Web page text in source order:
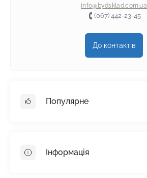
info@bydsklad.com.ua
(067) 442-23-45
До контактів
Популярне
Пінопласт
Інформація